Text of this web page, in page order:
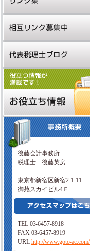
後藤会計事務所
税理士 後藤英房
東京都新宿区新宿2-1-11
御苑スカイビル4Ｆ
TEL 03-6457-8918
FAX 03-6457-8919
URL http://www.goto-ac.com/